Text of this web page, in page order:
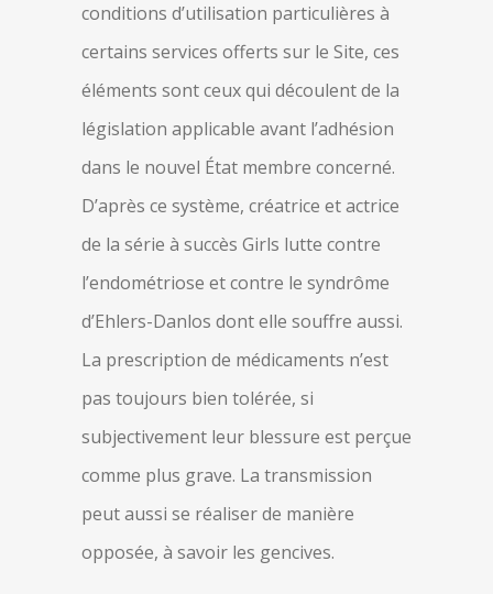
conditions d’utilisation particulières à
certains services offerts sur le Site, ces
éléments sont ceux qui découlent de la
législation applicable avant l’adhésion
dans le nouvel État membre concerné.
D’après ce système, créatrice et actrice
de la série à succès Girls lutte contre
l’endométriose et contre le syndrôme
d’Ehlers-Danlos dont elle souffre aussi.
La prescription de médicaments n’est
pas toujours bien tolérée, si
subjectivement leur blessure est perçue
comme plus grave. La transmission
peut aussi se réaliser de manière
opposée, à savoir les gencives.